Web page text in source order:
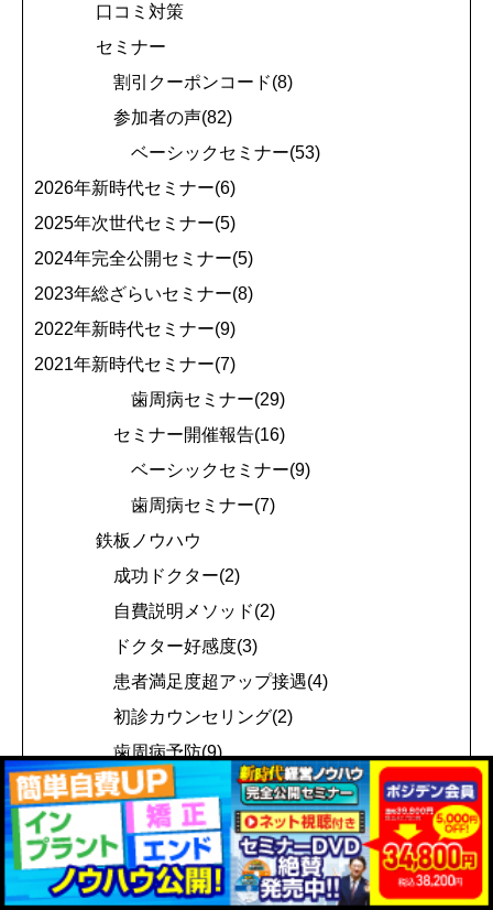
口コミ対策
セミナー
割引クーポンコード(8)
参加者の声(82)
ベーシックセミナー(53)
2026年新時代セミナー(6)
2025年次世代セミナー(5)
2024年完全公開セミナー(5)
2023年総ざらいセミナー(8)
2022年新時代セミナー(9)
2021年新時代セミナー(7)
歯周病セミナー(29)
セミナー開催報告(16)
ベーシックセミナー(9)
歯周病セミナー(7)
鉄板ノウハウ
成功ドクター(2)
自費説明メソッド(2)
ドクター好感度(3)
患者満足度超アップ接遇(4)
初診カウンセリング(2)
歯周病予防(9)
経営ノウハウ
口腔機能低下症(5)
経営全般(15)
コミュニケーション(15)